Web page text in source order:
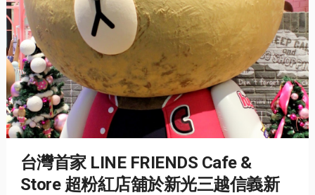
台灣首家 LINE FRIENDS Cafe &
Store 超粉紅店舖於新光三越信義新